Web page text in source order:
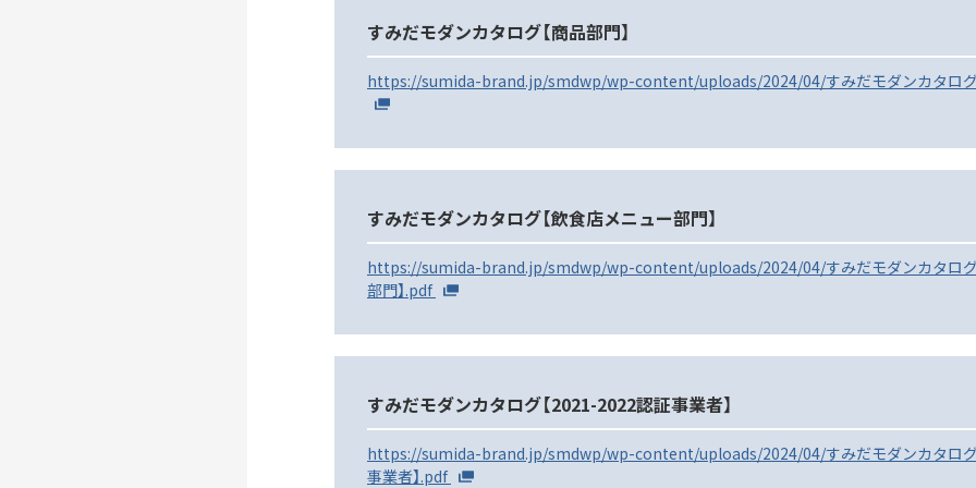
すみだモダンカタログ【商品部門】
https://sumida-brand.jp/smdwp/wp-content/uploads/2024/04/すみだモダンカタログ
すみだモダンカタログ【飲食店メニュー部門】
https://sumida-brand.jp/smdwp/wp-content/uploads/2024/04/すみだモダンカタログ
部門】.pdf
すみだモダンカタログ【2021-2022認証事業者】
https://sumida-brand.jp/smdwp/wp-content/uploads/2024/04/すみだモダンカタログ
事業者】.pdf